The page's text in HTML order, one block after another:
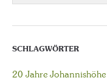
SCHLAGWÖRTER
20 Jahre Johannishöhe